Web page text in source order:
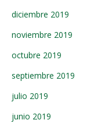
diciembre 2019
noviembre 2019
octubre 2019
septiembre 2019
julio 2019
junio 2019